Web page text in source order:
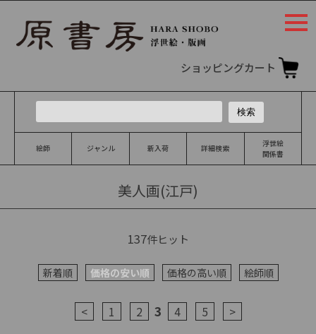
ショッピングカート
絵師 ジャンル 新入荷 詳細検索
浮世絵
関係書
美人画(江戸)
137件ヒット
新着順 価格の安い順 価格の高い順 絵師順
< 1 2 3 4 5 >